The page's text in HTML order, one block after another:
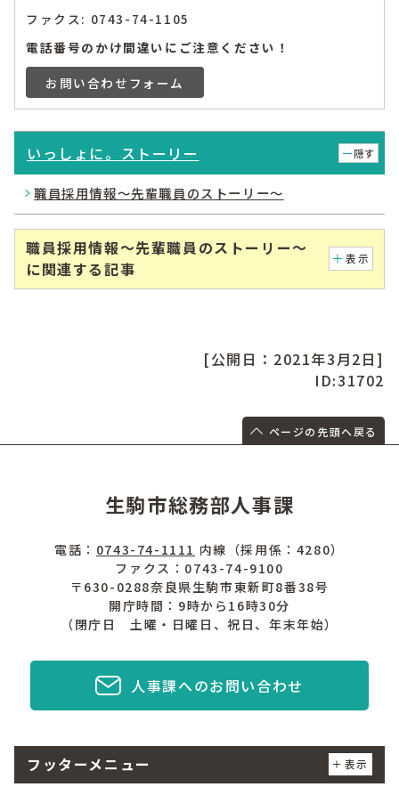
ファクス: 0743-74-1105
電話番号のかけ間違いにご注意ください！
お問い合わせフォーム
いっしょに。ストーリー 隠す
職員採用情報～先輩職員のストーリー～
職員採用情報～先輩職員のストーリー～
に関連する記事
表示
[公開日：2021年3月2日]
ID:31702
ページの先頭へ戻る
生駒市総務部人事課
電話： 0743-74-1111 内線（採用係：4280）
ファクス：0743-74-9100
〒630-0288奈良県生駒市東新町8番38号
開庁時間：9時から16時30分
（閉庁日 土曜・日曜日、祝日、年末年始）
人事課へのお問い合わせ
フッターメニュー 表示